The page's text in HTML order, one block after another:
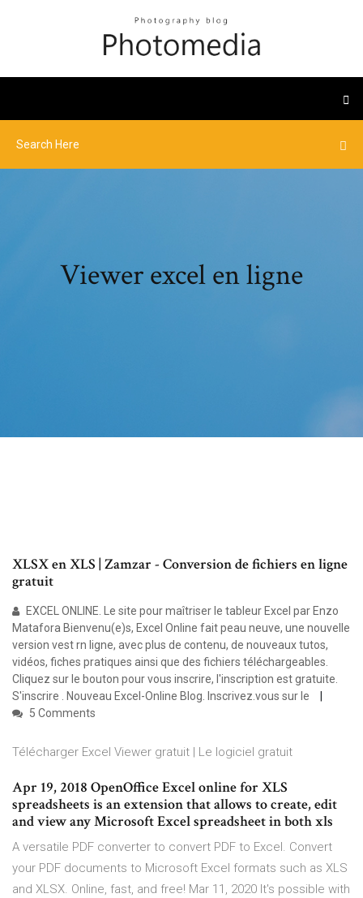
Viewer excel en ligne
XLSX en XLS | Zamzar - Conversion de fichiers en ligne
gratuit
EXCEL ONLINE. Le site pour maîtriser le tableur Excel par Enzo
Matafora Bienvenu(e)s, Excel Online fait peau neuve, une nouvelle
version vest rn ligne, avec plus de contenu, de nouveaux tutos,
vidéos, fiches pratiques ainsi que des fichiers téléchargeables.
Cliquez sur le bouton pour vous inscrire, l'inscription est gratuite.
S'inscrire . Nouveau Excel-Online Blog. Inscrivez.vous sur le
5 Comments
Télécharger Excel Viewer gratuit | Le logiciel gratuit
Apr 19, 2018 OpenOffice Excel online for XLS
spreadsheets is an extension that allows to create, edit
and view any Microsoft Excel spreadsheet in both xls
A versatile PDF converter to convert PDF to Excel. Convert
your PDF documents to Microsoft Excel formats such as XLS
and XLSX. Online, fast, and free! Mar 11, 2020 It's possible with